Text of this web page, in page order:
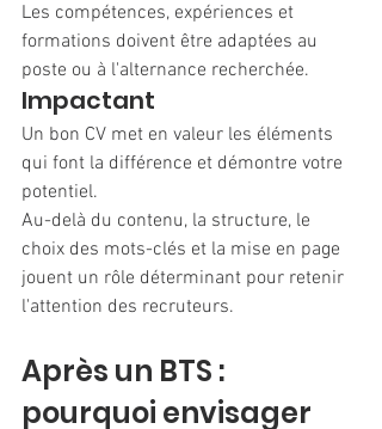
Les compétences, expériences et
formations doivent être adaptées au
poste ou à l'alternance recherchée.
Impactant
Un bon CV met en valeur les éléments
qui font la différence et démontre votre
potentiel.
Au-delà du contenu, la structure, le
choix des mots-clés et la mise en page
jouent un rôle déterminant pour retenir
l'attention des recruteurs.
Après un BTS :
pourquoi envisager